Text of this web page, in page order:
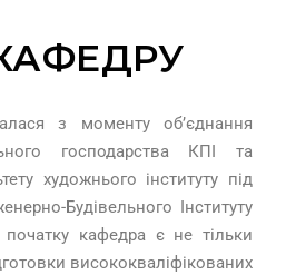
з моменту об’єднання
господарства КПІ та
художнього інституту під
Будівельного Інституту
кафедра є не тільки
висококваліфікованих